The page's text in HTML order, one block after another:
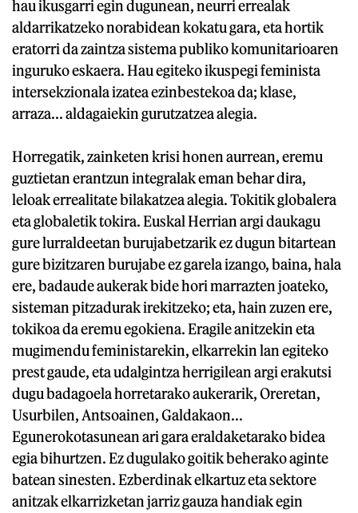
hau ikusgarri egin dugunean, neurri errealak
aldarrikatzeko norabidean kokatu gara, eta hortik
eratorri da zaintza sistema publiko komunitarioaren
inguruko eskaera. Hau egiteko ikuspegi feminista
intersekzionala izatea ezinbestekoa da; klase,
arraza... aldagaiekin gurutzatzea alegia.
Horregatik, zainketen krisi honen aurrean, eremu
guztietan erantzun integralak eman behar dira,
leloak errealitate bilakatzea alegia. Tokitik globalera
eta globaletik tokira. Euskal Herrian argi daukagu
gure lurraldeetan burujabetzarik ez dugun bitartean
gure bizitzaren burujabe ez garela izango, baina, hala
ere, badaude aukerak bide hori marrazten joateko,
sisteman pitzadurak irekitzeko; eta, hain zuzen ere,
tokikoa da eremu egokiena. Eragile anitzekin eta
mugimendu feministarekin, elkarrekin lan egiteko
prest gaude, eta udalgintza herrigilean argi erakutsi
dugu badagoela horretarako aukerarik, Oreretan,
Usurbilen, Antsoainen, Galdakaon...
Egunerokotasunean ari gara eraldaketarako bidea
egia bihurtzen. Ez dugulako goitik beherako aginte
batean sinesten. Ezberdinak elkartuz eta sektore
anitzak elkarrizketan jarriz gauza handiak egin